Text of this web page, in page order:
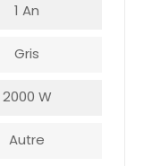
1 An
Gris
2000 W
Autre